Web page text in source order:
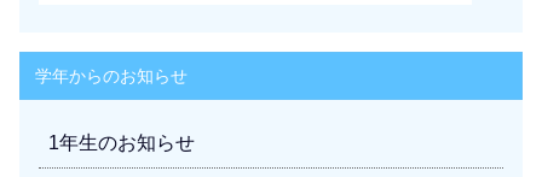
学年からのお知らせ
1年生のお知らせ